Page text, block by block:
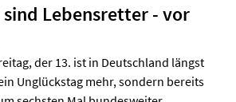
Lebensretter - vor
der 13. ist in Deutschland längst
Unglückstag mehr, sondern bereits